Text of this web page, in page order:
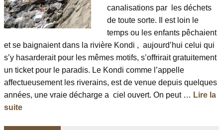
canalisations par les déchets
de toute sorte. Il est loin le
temps ou les enfants pêchaient
et se baignaient dans la rivière Kondi , aujourd’hui celui qui
s’y hasarderait pour les mêmes motifs, s’offrirait gratuitement
un ticket pour le paradis. Le Kondi comme l’appelle
affectueusement les riverains, est de venue depuis quelques
années, une vraie décharge a ciel ouvert. On peut … Lire la
suite